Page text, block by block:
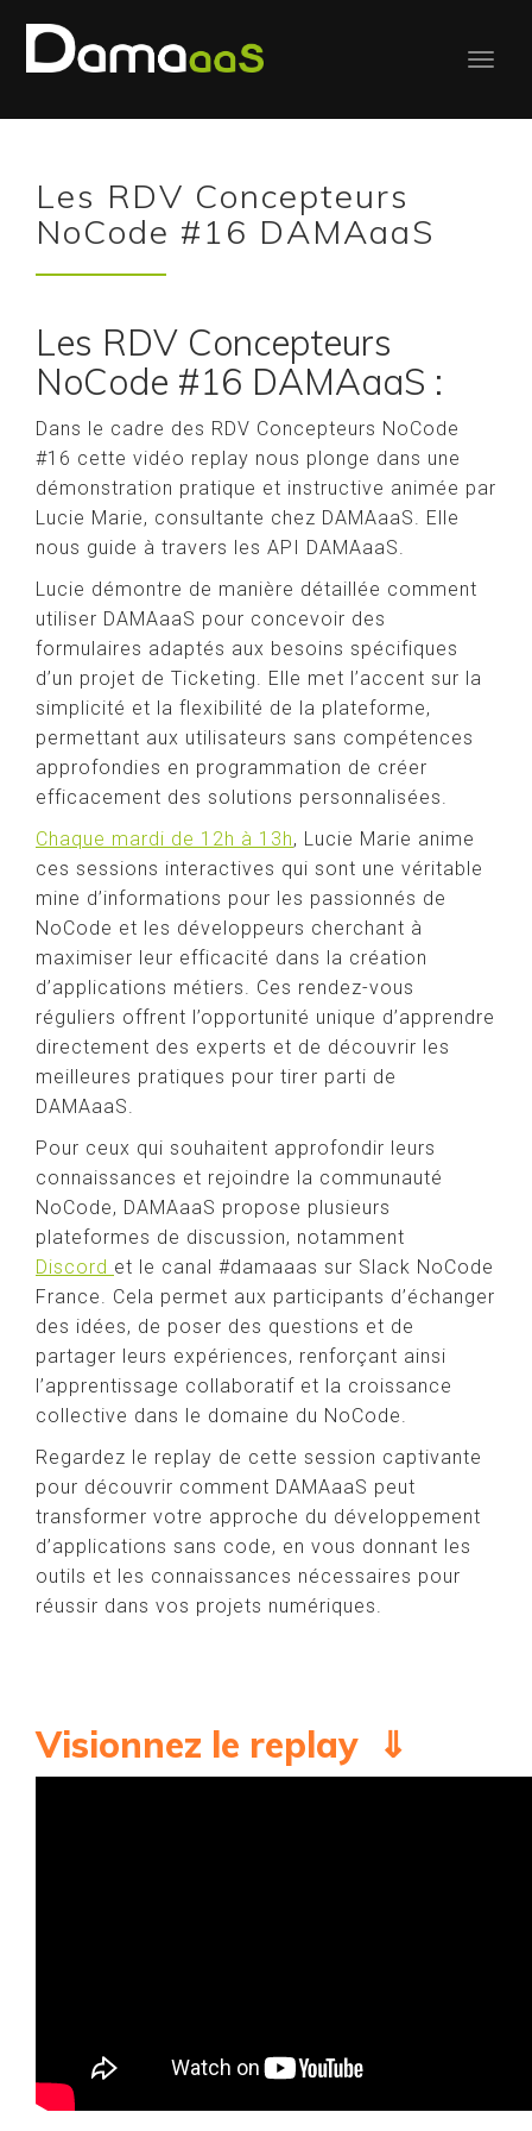
Les RDV Concepteurs
NoCode #16 DAMAaaS
Les RDV Concepteurs
NoCode #16 DAMAaaS :
Dans le cadre des RDV Concepteurs NoCode
#16 cette vidéo replay nous plonge dans une
démonstration pratique et instructive animée par
Lucie Marie, consultante chez DAMAaaS. Elle
nous guide à travers les API DAMAaaS.
Lucie démontre de manière détaillée comment
utiliser DAMAaaS pour concevoir des
formulaires adaptés aux besoins spécifiques
d’un projet de Ticketing. Elle met l’accent sur la
simplicité et la flexibilité de la plateforme,
permettant aux utilisateurs sans compétences
approfondies en programmation de créer
efficacement des solutions personnalisées.
Chaque mardi de 12h à 13h, Lucie Marie anime
ces sessions interactives qui sont une véritable
mine d’informations pour les passionnés de
NoCode et les développeurs cherchant à
maximiser leur efficacité dans la création
d’applications métiers. Ces rendez-vous
réguliers offrent l’opportunité unique d’apprendre
directement des experts et de découvrir les
meilleures pratiques pour tirer parti de
DAMAaaS.
Pour ceux qui souhaitent approfondir leurs
connaissances et rejoindre la communauté
NoCode, DAMAaaS propose plusieurs
plateformes de discussion, notamment
Discord et le canal #damaaas sur Slack NoCode
France. Cela permet aux participants d’échanger
des idées, de poser des questions et de
partager leurs expériences, renforçant ainsi
l’apprentissage collaboratif et la croissance
collective dans le domaine du NoCode.
Regardez le replay de cette session captivante
pour découvrir comment DAMAaaS peut
transformer votre approche du développement
d’applications sans code, en vous donnant les
outils et les connaissances nécessaires pour
réussir dans vos projets numériques.
Visionnez le replay ⇓